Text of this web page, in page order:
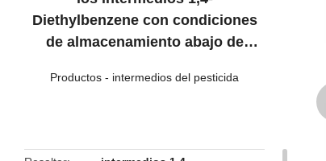
Diethylbenzene con condiciones
de almacenamiento abajo de
Productos - intermedios del pesticida